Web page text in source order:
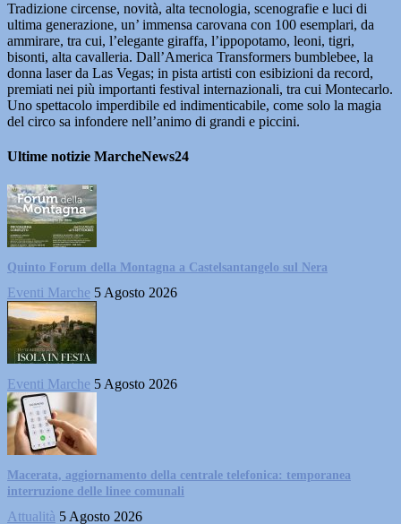
Tradizione circense, novità, alta tecnologia, scenografie e luci di
ultima generazione, un’ immensa carovana con 100 esemplari, da
ammirare, tra cui, l’elegante giraffa, l’ippopotamo, leoni, tigri,
bisonti, alta cavalleria. Dall’America Transformers bumblebee, la
donna laser da Las Vegas; in pista artisti con esibizioni da record,
premiati nei più importanti festival internazionali, tra cui Montecarlo.
Uno spettacolo imperdibile ed indimenticabile, come solo la magia
del circo sa infondere nell’animo di grandi e piccini.
Ultime notizie MarcheNews24
Quinto Forum della Montagna a Castelsantangelo sul Nera
Eventi Marche 5 Agosto 2026
Eventi Marche 5 Agosto 2026
Macerata, aggiornamento della centrale telefonica: temporanea
interruzione delle linee comunali
Attualità 5 Agosto 2026